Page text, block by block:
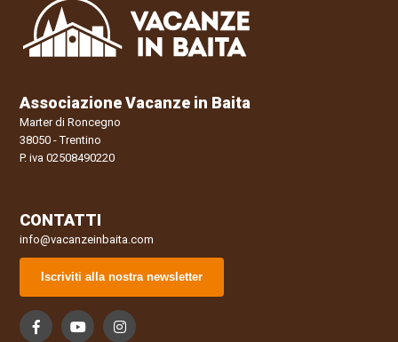
Associazione Vacanze in Baita
Marter di Roncegno
38050 - Trentino
P. iva 02508490220
CONTATTI
info@vacanzeinbaita.com
Iscriviti alla nostra newsletter